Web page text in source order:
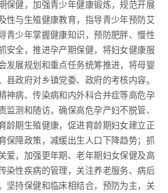
保健，加强青少年健康锻炼，规范开展
性与生殖健康教育，指导青少年预防艾
青少年掌握健康知识，预防肥胖、慢性
安全，推进孕产期保健，将妇女健康服
发展规划和重点任务统筹推进，将母婴
县政府对乡镇党委、政府的考核内容。
神病、传染病和内外科合并症等高危孕
监测和随访，确保高危孕产妇不脱管、
龄期生殖健康，促进育龄期妇女建立正
保障政策，减缓出生人口下降趋势；抓
爱，加强更年期、老年期妇女保健及高
染性疾病的管理，关注养老服务、病后
坚持保健和临床相结合，预防为主，关